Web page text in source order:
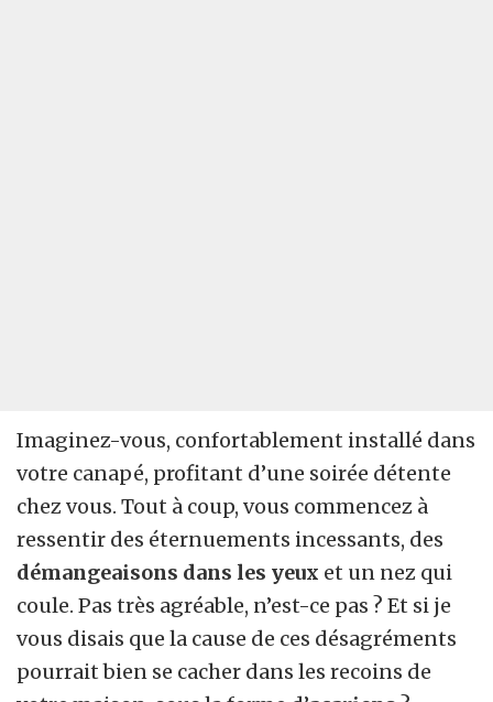
Imaginez-vous, confortablement installé dans
votre canapé, profitant d’une soirée détente
chez vous. Tout à coup, vous commencez à
ressentir des éternuements incessants, des
démangeaisons dans les yeux et un nez qui
coule. Pas très agréable, n’est-ce pas ? Et si je
vous disais que la cause de ces désagréments
pourrait bien se cacher dans les recoins de